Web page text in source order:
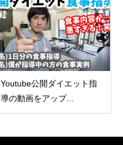
Youtube公開ダイエット指
導の動画をアップ...